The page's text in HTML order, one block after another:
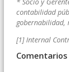
contabilidad
gobernabilidad,
[1] Internal
Comentarios